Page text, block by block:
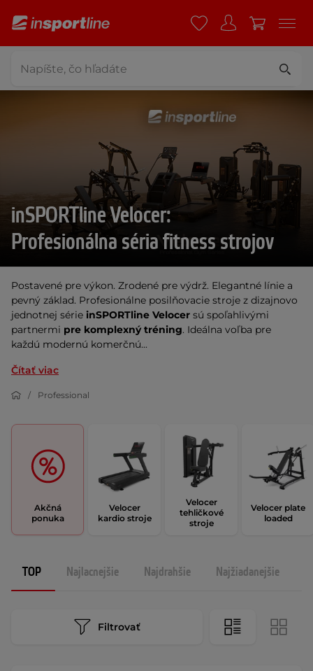
inSPORTline Velocer:
Profesionálna séria fitness strojov
Postavené pre výkon. Zrodené pre výdrž. Elegantné línie a
pevný základ. Profesionálne posilňovacie stroje z dizajnovo
jednotnej série inSPORTline Velocer sú spoľahlivými
partnermi pre komplexný tréning. Ideálna voľba pre
každú modernú komerčnú...
Čítať viac
Professional
Akčná
ponuka
Velocer
kardio stroje
Velocer
tehličkové
stroje
Velocer plate
loaded
TOP Najlacnejšie Najdrahšie Najžiadanejšie
Filtrovať